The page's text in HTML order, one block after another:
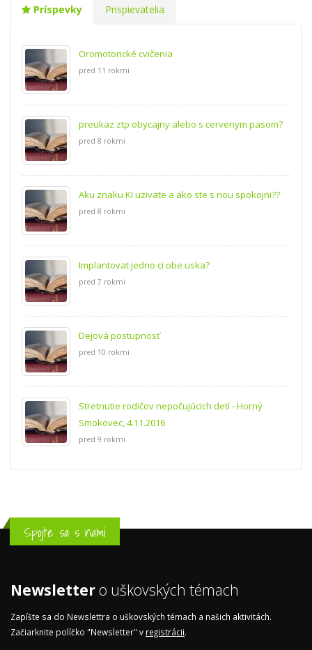
Príspevky Prispievatelia
Oromotorické cvičenia
pred 11 rokmi
preukaz ztp obycajny alebo s cervenym pasom?
pred 8 rokmi
Aku znaku KI uzivate a ako ste s nou spokojni??
pred 8 rokmi
Implantovat jedno ci obe uska?
pred 7 rokmi
Dejová postupnosť
pred 10 rokmi
Stretnutie rodičov nepočujúcich detí - Horný
Smokovec, 4.11.2016
pred 9 rokmi
Spojte sa s nami
Newsletter o uškovských témach
Zapíšte sa do Newslettra o uškovských témach a našich aktivitách.
Začiarknite políčko "Newsletter" v registrácii.